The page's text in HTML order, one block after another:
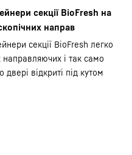
секції BioFresh на
направ
секції BioFresh легко
направляючих і так само
відкриті під кутом